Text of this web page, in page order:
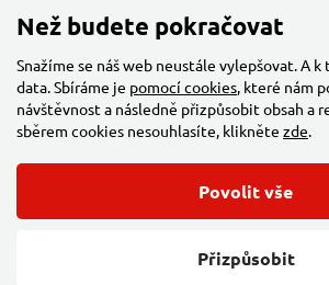
Kontakt
Firma
Sleva za registraci IČ
Developers - TorriaCars
Než budete pokračovat
Snažíme se náš web neustále vylepšovat. A
data. Sbíráme je pomocí cookies, které nám
návštěvnost a následně přizpůsobit obsah a
sběrem cookies nesouhlasíte, klikněte zde.
Přizpůsobit
Povolit vše